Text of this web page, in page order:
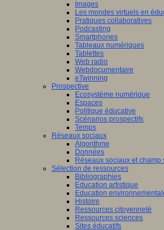
Images
Les mondes virtuels en
Pratiques collaboratives
Podcasting
Smartphones
Tableaux numériques
Tablettes
Web radio
Webdocumentaire
eTwinning
Prospective
Ecosystème numérique
Espaces
Politique éducative
Scénarios prospectifs
Temps
Réseaux sociaux
Algorithme
Données
Réseaux sociaux et champ
Sélection de ressources
Bibliographies
Education artistique
Education
Histoire
Ressources citoyenneté
Ressources sciences
Sites éducatifs